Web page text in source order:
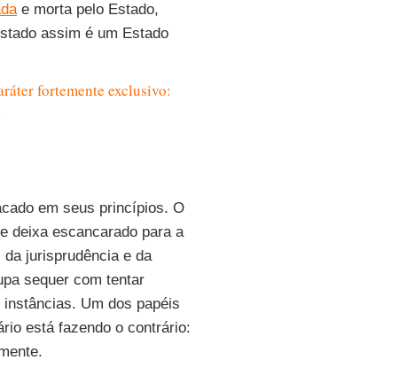
e morta pelo Estado,
assim é um Estado
fortemente exclusivo:
em seus princípios. O
deixa escancarado para a
jurisprudência e da
sequer com tentar
Um dos papéis
está fazendo o contrário: